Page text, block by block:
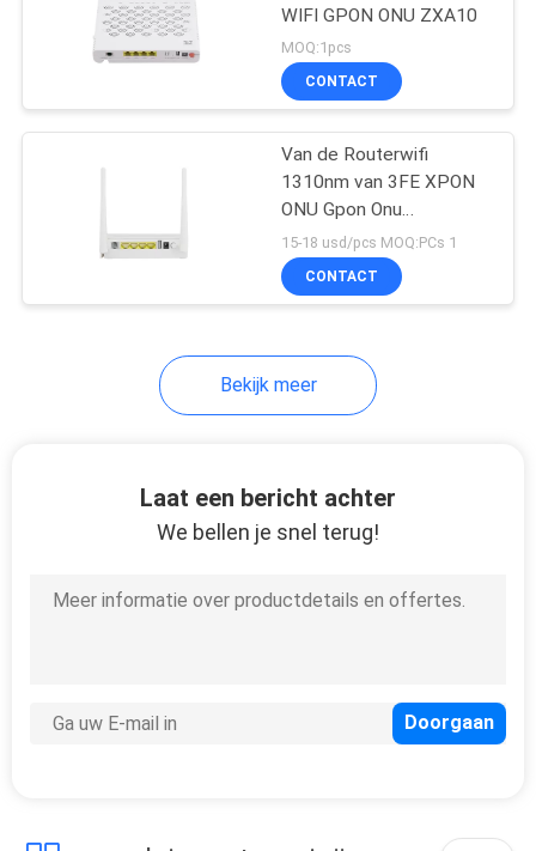
het koord van het
DWDM Mux Demux
WIFI GPON ONU ZXA10
MOQ:1pcs
CONTACT
Van de Routerwifi
1310nm van 3FE XPON
ONU Gpon Onu
Netwerkterminal van de
Versie Optische de
Engelse
15-18 usd/pcs MOQ:PCs 1
CONTACT
Bekijk meer
Laat een bericht achter
We bellen je snel terug!